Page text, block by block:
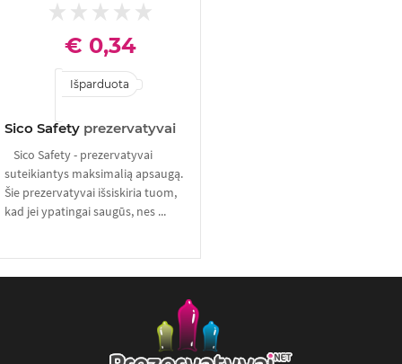
Sico Safety prezervatyvai
€ 0,34
Išparduota
Sico Safety - prezervatyvai
suteikiantys maksimalią apsaugą.
Šie prezervatyvai išsiskiria tuom,
kad jei ypatingai saugūs, nes ...